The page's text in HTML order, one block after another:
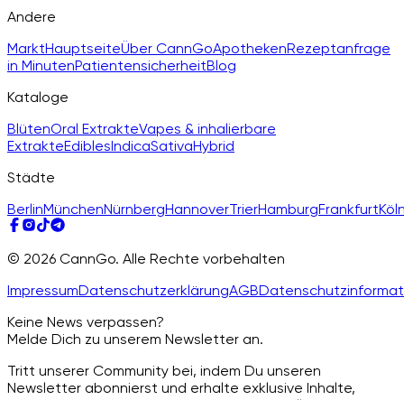
Andere
MarktHauptseiteÜber CannGoApothekenRezeptanfrage
in MinutenPatientensicherheitBlog
Kataloge
BlütenOral ExtrakteVapes & inhalierbare
ExtrakteEdiblesIndicaSativaHybrid
Städte
BerlinMünchenNürnbergHannoverTrierHamburgFrankfurt
© 2026 CannGo. Alle Rechte vorbehalten
ImpressumDatenschutzerklärungAGB
Keine News verpassen?
Melde Dich zu unserem Newsletter an.
Tritt unserer Community bei, indem Du unseren
Newsletter abonnierst und erhalte exklusive Inhalte,